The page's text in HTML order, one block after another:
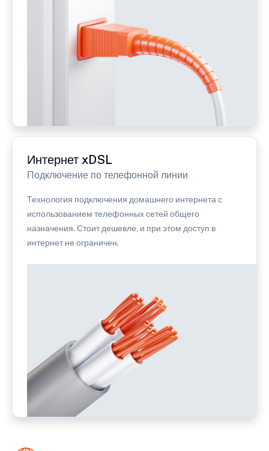
Интернет xDSL
Подключение по телефонной линии
Технология подключения домашнего интернета с
использованием телефонных сетей общего
назначения. Стоит дешевле, и при этом доступ в
интернет не ограничен.